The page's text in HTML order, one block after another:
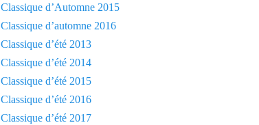
Classique d’Automne 2015
Classique d’automne 2016
Classique d’été 2013
Classique d’été 2014
Classique d’été 2015
Classique d’été 2016
Classique d’été 2017